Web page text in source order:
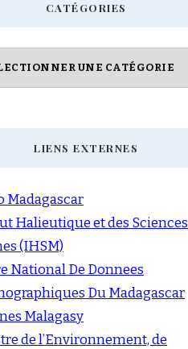
CATÉGORIES
LIENS EXTERNES
Madagascar
Halieutique et des Sciences
(IHSM)
National De Donnees
Du Madagascar
Malagasy
de l’Environnement, de